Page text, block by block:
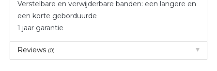
Verstelbare en verwijderbare banden: een langere en
een korte geborduurde
1 jaar garantie
Reviews (0)